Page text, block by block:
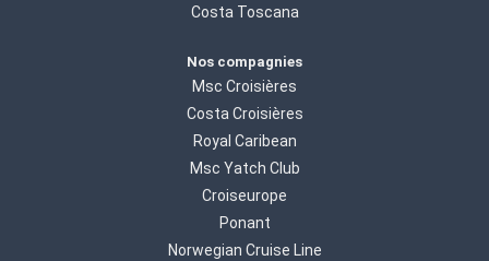
Costa Toscana
Nos compagnies
Msc Croisières
Costa Croisières
Royal Caribean
Msc Yatch Club
Croiseurope
Ponant
Norwegian Cruise Line